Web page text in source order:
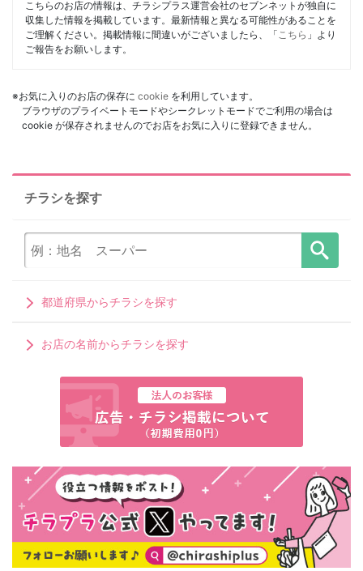
こちらのお店の情報は、チラシプラス運営会社のセブンネットが独自に
収集した情報を掲載しています。最新情報と異なる可能性があることを
ご理解ください。掲載情報に間違いがございましたら、「 こちら 」より
ご報告をお願いします。
※お気に入りのお店の保存に cookie を利用しています。
ブラウザのプライベートモードやシークレットモードでご利用の場合は
cookie が保存されませんのでお店をお気に入りに登録できません。
チラシを探す
都道府県からチラシを探す
お店の名前からチラシを探す